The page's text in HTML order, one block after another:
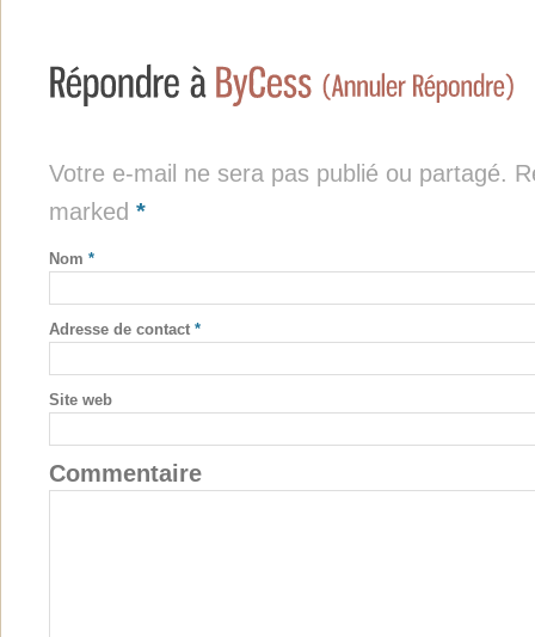
Votre e-mail ne sera pas publié ou partagé.
marked *
Nom *
Adresse de contact *
Site web
Commentaire